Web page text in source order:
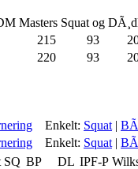
Masters Squat og
215 93
220 93
Enkelt: Squat |
Enkelt: Squat |
SQ BP DL IPF-P